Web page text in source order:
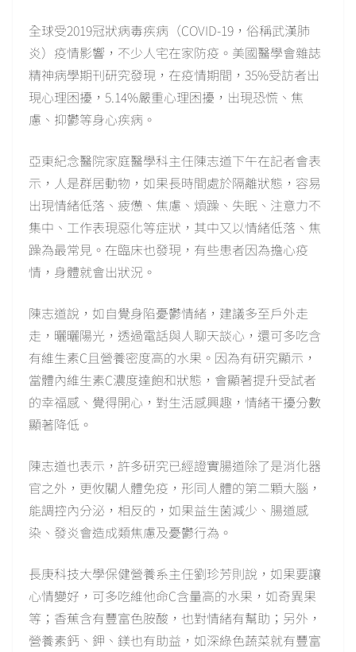
全球受2019冠狀病毒疾病（COVID-19，俗稱武漢肺
炎）疫情影響，不少人宅在家防疫。美國醫學會雜誌
精神病學期刊研究發現，在疫情期間，35%受訪者出
現心理困擾，5.14%嚴重心理困擾，出現恐慌、焦
慮、抑鬱等身心疾病。
亞東紀念醫院家庭醫學科主任陳志道下午在記者會表
示，人是群居動物，如果長時間處於隔離狀態，容易
出現情緒低落、疲憊、焦慮、煩躁、失眠、注意力不
集中、工作表現惡化等症狀，其中又以情緒低落、焦
躁為最常見。在臨床也發現，有些患者因為擔心疫
情，身體就會出狀況。
陳志道說，如自覺身陷憂鬱情緒，建議多至戶外走
走，曬曬陽光，透過電話與人聊天談心，還可多吃含
有維生素C且營養密度高的水果。因為有研究顯示，
當體內維生素C濃度達飽和狀態，會顯著提升受試者
的幸福感、覺得開心，對生活感興趣，情緒干擾分數
顯著降低。
陳志道也表示，許多研究已經證實腸道除了是消化器
官之外，更攸關人體免疫，形同人體的第二顆大腦，
能調控內分泌，相反的，如果益生菌減少、腸道感
染、發炎會造成類焦慮及憂鬱行為。
長庚科技大學保健營養系主任劉珍芳則說，如果要讓
心情變好，可多吃維他命C含量高的水果，如奇異果
等；香蕉含有豐富色胺酸，也對情緒有幫助；另外，
營養素鈣、鉀、鎂也有助益，如深綠色蔬菜就有豐富